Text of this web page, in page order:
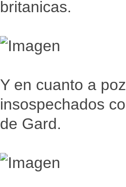
britanicas.
Y en cuanto a
insospechados
de Gard.